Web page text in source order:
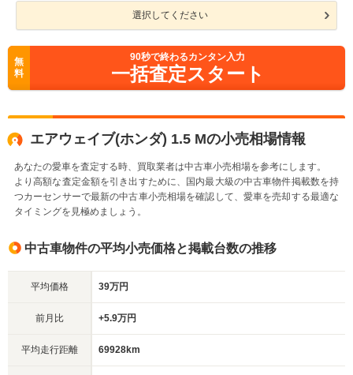
選択してください
無
料
90秒で終わるカンタン入力
一括査定スタート
エアウェイブ(ホンダ) 1.5 Mの小売相場情報
あなたの愛車を査定する時、買取業者は中古車小売相場を参考にします。
より高額な査定金額を引き出すために、国内最大級の中古車物件掲載数を持
つカーセンサーで最新の中古車小売相場を確認して、愛車を売却する最適な
タイミングを見極めましょう。
中古車物件の平均小売価格と掲載台数の推移
平均価格 39万円
前月比 +5.9万円
平均走行距離 69928km